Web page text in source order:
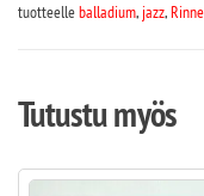
tuotteelleballadium, jazz,
Tutustu myös